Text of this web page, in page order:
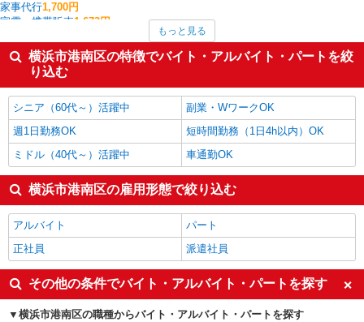
家事代行1,700円
家電・携帯販売1,673円
看護師・保健師・看護助手・助産師 1,662円
バス
1,650円
送迎ドライバー1,650円
整体・鍼灸師・柔道整復師・マッサージ師・リハビリスタッフ
横浜市港南区の他の職種の平均時給を見る
もっと見る
横浜市港南区の特徴でバイト・アルバイト・パートを絞
り込む
シニア（60代～）活躍中
副業・WワークOK
週1日勤務OK
短時間勤務（1日4h以内）OK
ミドル（40代～）活躍中
車通勤OK
横浜市港南区の雇用形態で絞り込む
アルバイト
パート
正社員
派遣社員
その他の条件でバイト・アルバイト・パートを探す
横浜市港南区の職種からバイト・アルバイト・パートを探す